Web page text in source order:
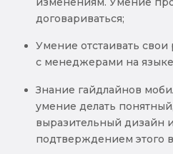
договариваться;
Умение отстаивать
с менеджерами на
Знание гайдлайнов
умение делать
выразительный дизайн
подтверждением этого